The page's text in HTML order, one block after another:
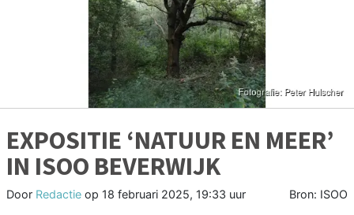
EXPOSITIE ‘NATUUR EN MEER’
IN ISOO BEVERWIJK
Door Redactie op 18 februari 2025, 19:33 uur Bron: ISOO